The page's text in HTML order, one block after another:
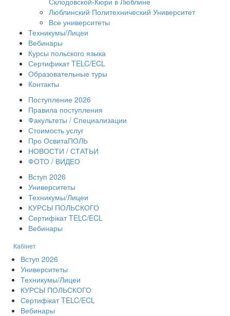
Люблинский Политехнический Университет
Все университеты
Техникумы/Лицеи
Вебинары
Курсы польского языка
Сертификат TELC/ECL
Образовательные туры
Контакты
Поступление 2026
Правила поступления
Факультеты / Специализации
Стоимость услуг
Про ОсвитаПОЛЬ
НОВОСТИ / СТАТЬИ
ФОТО / ВИДЕО
Вступ 2026
Университеты
Техникумы/Лицеи
КУРСЫ ПОЛЬСКОГО
Сертифікат TELC/ECL
Вебинары
Кабінет
Вступ 2026
Университеты
Техникумы/Лицеи
КУРСЫ ПОЛЬСКОГО
Сертифікат TELC/ECL
Вебинары